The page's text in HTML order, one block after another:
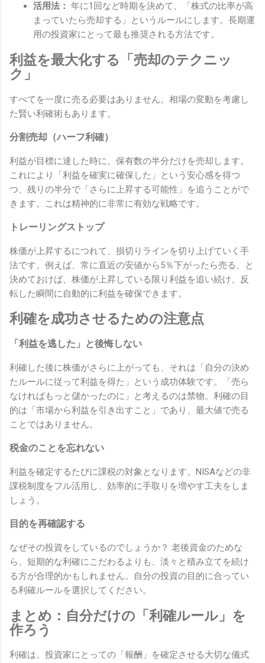
活用法： 年に1回など時期を決めて、「株式の比率が高
まっていたら売却する」というルールにします。長期運
用の投資家にとって最も推奨される方法です。
利益を最大化する「売却のテクニッ
ク」
すべてを一度に売る必要はありません。相場の変動を考慮し
た賢い利確術もあります。
分割売却（ハーフ利確）
利益が目標に達した時に、保有数の半分だけを売却します。
これにより「利益を確実に確保した」という安心感を得つ
つ、残りの半分で「さらに上昇する可能性」を追うことがで
きます。これは精神的に非常に有効な戦略です。
トレーリングストップ
株価が上昇するにつれて、損切りラインを切り上げていく手
法です。例えば、常に直近の安値から5％下がったら売る、と
決めておけば、株価が上昇している限り利益を追い続け、反
転した瞬間に自動的に利益を確保できます。
利確を成功させるための注意点
「利益を逃した」と後悔しない
利確した後に株価がさらに上がっても、それは「自分の決め
たルールに従って利益を得た」という成功体験です。「売ら
なければもっと儲かったのに」と考えるのは禁物。利確の目
的は「市場から利益を引き出すこと」であり、最大値で売る
ことではありません。
税金のことを忘れない
利益を確定するたびに課税の対象となります。NISAなどの非
課税制度をフル活用し、効率的に手取りを増やす工夫をしま
しょう。
目的を再確認する
なぜその投資をしているのでしょうか？ 老後資金のためな
ら、短期的な利確にこだわるよりも、淡々と積み立てを続け
る方が合理的かもしれません。自分の投資の目的に合ってい
る利確ルールを選択してください。
まとめ：自分だけの「利確ルール」を
作ろう
利確は、投資家にとっての「報酬」を確定させる大切な儀式